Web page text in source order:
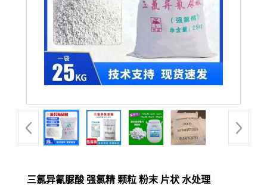
三氯异氰脲酸 强氯精 颗粒 粉末 片状 水处理